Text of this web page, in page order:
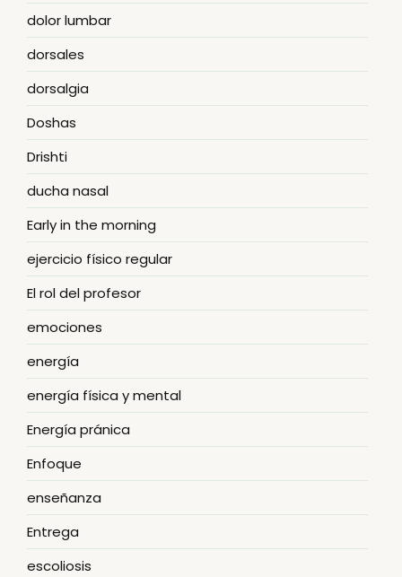
dolor lumbar
dorsales
dorsalgia
Doshas
Drishti
ducha nasal
Early in the morning
ejercicio físico regular
El rol del profesor
emociones
energía
energía física y mental
Energía pránica
Enfoque
enseñanza
Entrega
escoliosis